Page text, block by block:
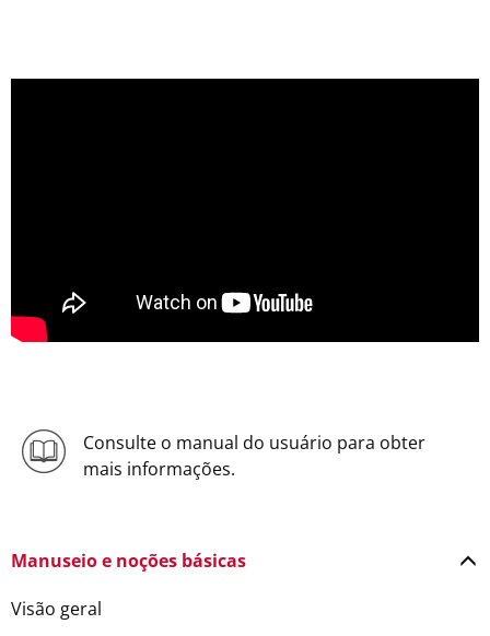
Consulte o manual do usuário para obter
mais informações.
Manuseio e noções básicas
Visão geral